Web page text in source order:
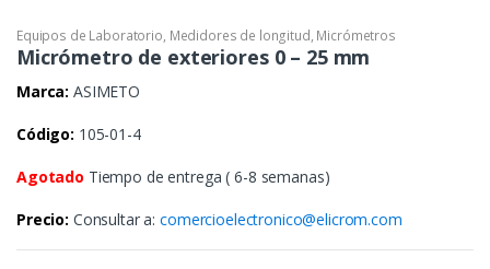
Equipos de Laboratorio, Medidores de longitud, Micrómetros
Micrómetro de exteriores 0 – 25 mm
Marca: ASIMETO
Código: 105-01-4
Agotado Tiempo de entrega ( 6-8 semanas)
Precio: Consultar a:comercioelectronico@elicrom.com